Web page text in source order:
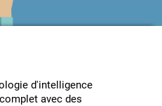
d'intelligence
avec des